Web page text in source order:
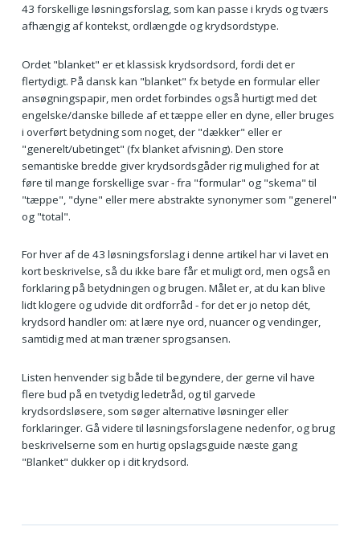
43 forskellige løsningsforslag, som kan passe i kryds og tværs
afhængig af kontekst, ordlængde og krydsordstype.
Ordet "blanket" er et klassisk krydsordsord, fordi det er
flertydigt. På dansk kan "blanket" fx betyde en formular eller
ansøgningspapir, men ordet forbindes også hurtigt med det
engelske/danske billede af et tæppe eller en dyne, eller bruges
i overført betydning som noget, der "dækker" eller er
"generelt/ubetinget" (fx blanket afvisning). Den store
semantiske bredde giver krydsordsgåder rig mulighed for at
føre til mange forskellige svar - fra "formular" og "skema" til
"tæppe", "dyne" eller mere abstrakte synonymer som "generel"
og "total".
For hver af de 43 løsningsforslag i denne artikel har vi lavet en
kort beskrivelse, så du ikke bare får et muligt ord, men også en
forklaring på betydningen og brugen. Målet er, at du kan blive
lidt klogere og udvide dit ordforråd - for det er jo netop dét,
krydsord handler om: at lære nye ord, nuancer og vendinger,
samtidig med at man træner sprogsansen.
Listen henvender sig både til begyndere, der gerne vil have
flere bud på en tvetydig ledetråd, og til garvede
krydsordsløsere, som søger alternative løsninger eller
forklaringer. Gå videre til løsningsforslagene nedenfor, og brug
beskrivelserne som en hurtig opslagsguide næste gang
"Blanket" dukker op i dit krydsord.